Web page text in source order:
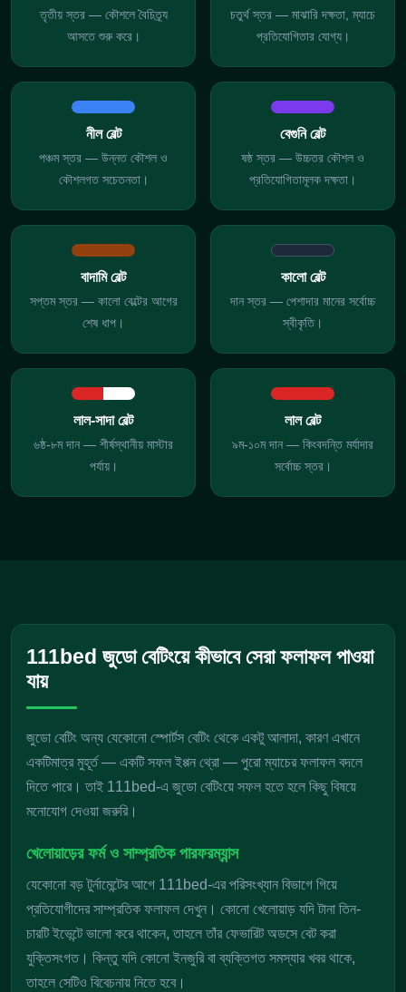
তৃতীয় স্তর — কৌশলে বৈচিত্র্য
আসতে শুরু করে।
চতুর্থ স্তর — মাঝারি দক্ষতা, ম্যাচে
প্রতিযোগিতার যোগ্য।
নীল বেল্ট
পঞ্চম স্তর — উন্নত কৌশল ও
কৌশলগত সচেতনতা।
বেগুনি বেল্ট
ষষ্ঠ স্তর — উচ্চতর কৌশল ও
প্রতিযোগিতামূলক দক্ষতা।
বাদামি বেল্ট
সপ্তম স্তর — কালো বেল্টের আগের
শেষ ধাপ।
কালো বেল্ট
দান স্তর — পেশাদার মানের সর্বোচ্চ
স্বীকৃতি।
লাল-সাদা বেল্ট
৬ষ্ঠ-৮ম দান — শীর্ষস্থানীয় মাস্টার
পর্যায়।
লাল বেল্ট
৯ম-১০ম দান — কিংবদন্তি মর্যাদার
সর্বোচ্চ স্তর।
111bed জুডো বেটিংয়ে কীভাবে সেরা ফলাফল পাওয়া
যায়
জুডো বেটিং অন্য যেকোনো স্পোর্টস বেটিং থেকে একটু আলাদা, কারণ এখানে
একটিমাত্র মুহূর্ত — একটি সফল ইপ্পন থ্রো — পুরো ম্যাচের ফলাফল বদলে
দিতে পারে। তাই 111bed-এ জুডো বেটিংয়ে সফল হতে হলে কিছু বিষয়ে
মনোযোগ দেওয়া জরুরি।
খেলোয়াড়ের ফর্ম ও সাম্প্রতিক পারফরম্যান্স
যেকোনো বড় টুর্নামেন্টের আগে 111bed-এর পরিসংখ্যান বিভাগে গিয়ে
প্রতিযোগীদের সাম্প্রতিক ফলাফল দেখুন। কোনো খেলোয়াড় যদি টানা তিন-
চারটি ইভেন্টে ভালো করে থাকেন, তাহলে তাঁর ফেভারিট অডসে বেট করা
যুক্তিসংগত। কিন্তু যদি কোনো ইনজুরি বা ব্যক্তিগত সমস্যার খবর থাকে,
তাহলে সেটিও বিবেচনায় নিতে হবে।